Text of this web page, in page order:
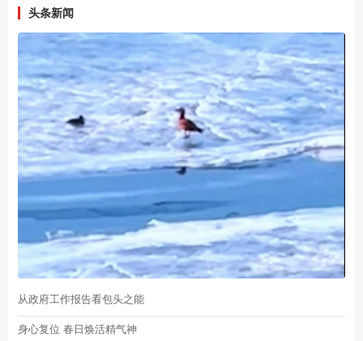
头条新闻
从政府工作报告看包头之能
身心复位 春日焕活精气神